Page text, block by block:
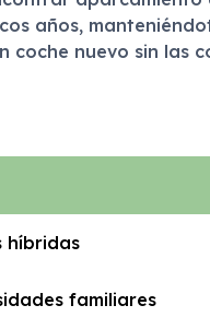
años,
nuevo sin las
híbridas
familiares